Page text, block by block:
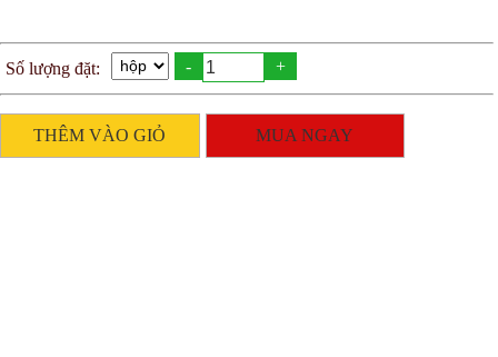
Số lượng đặt: - +
THÊM VÀO GIỎ MUA NGAY